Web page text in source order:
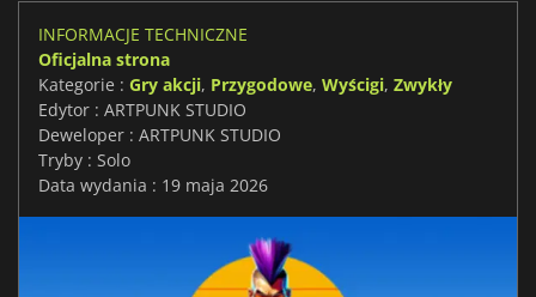
INFORMACJE TECHNICZNE
Oficjalna strona
Kategorie : Gry akcji, Przygodowe, Wyścigi, Zwykły
Edytor : ARTPUNK STUDIO
Deweloper : ARTPUNK STUDIO
Tryby : Solo
Data wydania : 19 maja 2026